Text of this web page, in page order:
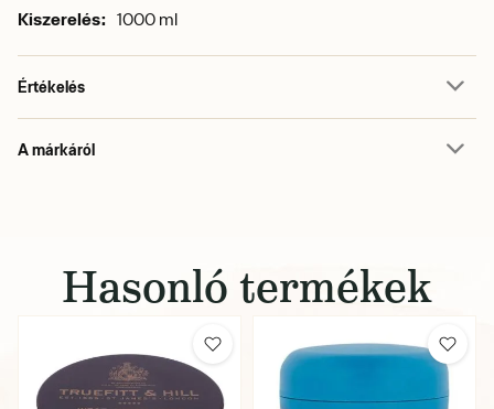
Kiszerelés: 1000 ml
Értékelés
A márkáról
Hasonló termékek